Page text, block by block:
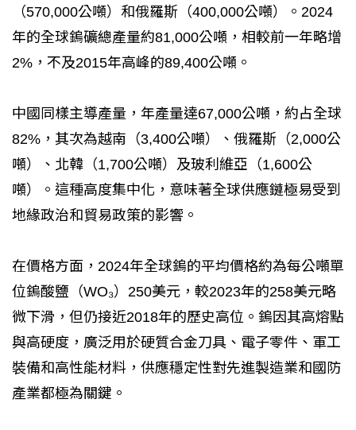
（570,000公噸）和俄羅斯（400,000公噸）。2024
年的全球鎢礦總產量約81,000公噸，相較前一年略增
2%，不及2015年高峰的89,400公噸。
中國同樣主導產量，年產量達67,000公噸，約占全球
82%，其次為越南（3,400公噸）、俄羅斯（2,000公
噸）、北韓（1,700公噸）及玻利維亞（1,600公
噸）。這種高度集中化，意味著全球供應鏈極易受到
地緣政治和貿易政策的影響。
在價格方面，2024年全球鎢的平均價格約為每公噸單
位鎢酸鹽（WO₃）250美元，較2023年的258美元略
微下滑，但仍接近2018年的歷史高位。鎢因其高熔點
與高硬度，廣泛用於硬質合金刀具、電子零件、軍工
裝備和高性能材料，供應穩定性對先進製造業和國防
產業都極為關鍵。